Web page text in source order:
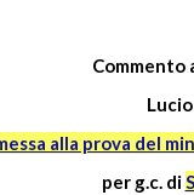
Commento
alla prova del
per g.c. di